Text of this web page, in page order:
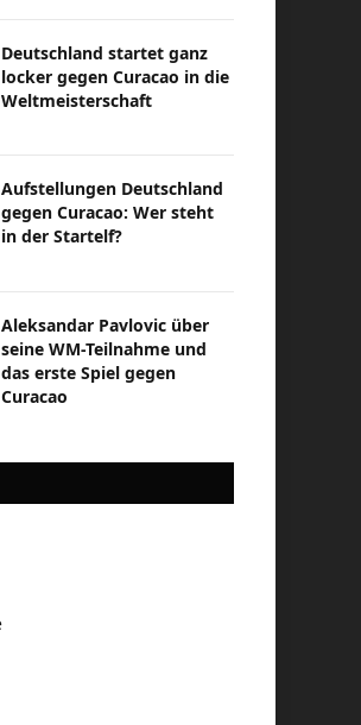
Deutschland startet ganz
locker gegen Curacao in die
Weltmeisterschaft
Aufstellungen Deutschland
gegen Curacao: Wer steht
in der Startelf?
Aleksandar Pavlovic über
seine WM-Teilnahme und
das erste Spiel gegen
Curacao